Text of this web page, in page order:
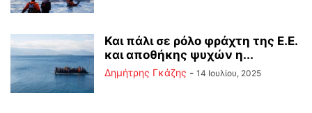
Και πάλι σε ρόλο φράχτη της Ε.Ε.
και αποθήκης ψυχών η...
Δημήτρης Γκάζης - 14 Ιουλίου, 2025